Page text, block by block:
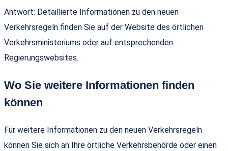
Antwort: Detaillierte Informationen zu den neuen
Verkehrsregeln finden Sie auf der Website des örtlichen
Verkehrsministeriums oder auf entsprechenden
Regierungswebsites.
Wo Sie weitere Informationen finden
können
Für weitere Informationen zu den neuen Verkehrsregeln
können Sie sich an Ihre örtliche Verkehrsbehörde oder einen